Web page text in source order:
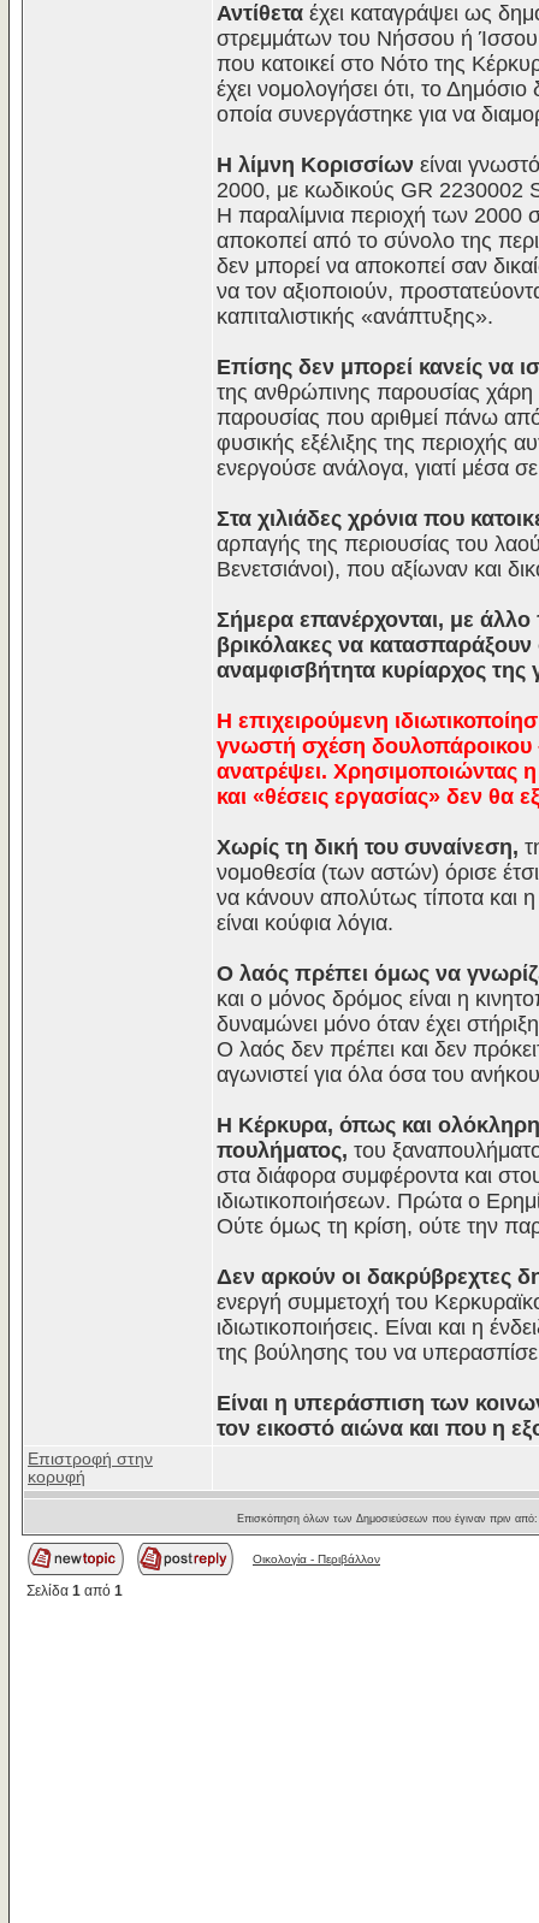
Αντίθετα έχει καταγράψει ως
στρεμμάτων του Νήσσου ή
που κατοικεί στο Νότο της
έχει νομολογήσει ότι, το
οποία συνεργάστηκε για να
Η λίμνη Κορισσίων είναι
2000, με κωδικούς GR 2230002
Η παραλίμνια περιοχή των 2000
αποκοπεί από το σύνολο της
δεν μπορεί να αποκοπεί σαν
να τον αξιοποιούν,
καπιταλιστικής «ανάπτυξης».
Επίσης δεν μπορεί κανείς να
της ανθρώπινης παρουσίας χάρη
παρουσίας που αριθμεί πάνω από
φυσικής εξέλιξης της περιοχής
ενεργούσε ανάλογα, γιατί μέσα
Στα χιλιάδες χρόνια που
αρπαγής της περιουσίας του
Βενετσιάνοι), που αξίωναν και
Σήμερα επανέρχονται, με άλλο
βρικόλακες να κατασπαράξουν
αναμφισβήτητα κυρίαρχος της
Η επιχειρούμενη
γνωστή σχέση
ανατρέψει. Χρησιμοποιώντας
και «θέσεις εργασίας» δεν θα
Χωρίς τη δική του συναίνεση,
νομοθεσία (των αστών) όρισε
να κάνουν απολύτως τίποτα και
είναι κούφια λόγια.
Ο λαός πρέπει όμως να
και ο μόνος δρόμος είναι η
δυναμώνει μόνο όταν έχει
Ο λαός δεν πρέπει και δεν
αγωνιστεί για όλα όσα του
Η Κέρκυρα, όπως και ολόκληρη
πουλήματος, του
στα διάφορα συμφέροντα και
ιδιωτικοποιήσεων. Πρώτα ο
Ούτε όμως τη κρίση, ούτε την
Δεν αρκούν οι δακρύβρεχτες
ενεργή συμμετοχή του
ιδιωτικοποιήσεις. Είναι και η
της βούλησης του να
Είναι η υπεράσπιση των
τον εικοστό αιώνα και που η
Επιστροφή στην
κορυφή
Επισκόπηση όλων των Δημοσιεύσεων που έγιναν πριν
Οικολογία - Περιβάλλον
Σελίδα 1 από 1